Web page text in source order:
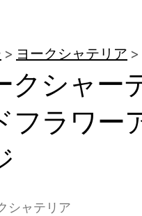
ヨークシャテリア
シャー
フラワー
シャテリア